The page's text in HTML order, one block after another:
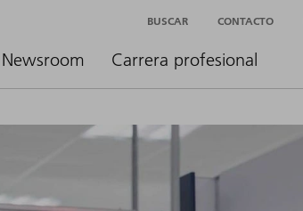
Newsroom Carrera profesional
BUSCAR CONTACTO